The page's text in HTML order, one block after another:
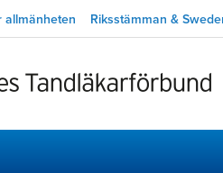
allmänheten Riksstämman &